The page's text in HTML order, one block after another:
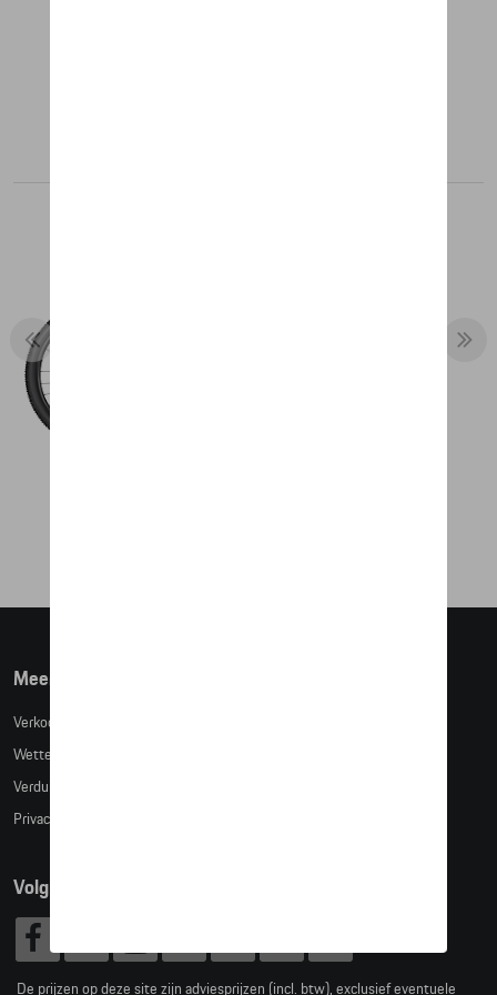
Meer info
Verkoopsvoorwaarden
Wettelijke bepalingen
Verduidelijking kledingmaten
Privacybeleid
Volg Ons
De prijzen op deze site zijn adviesprijzen (incl. btw), exclusief eventuele